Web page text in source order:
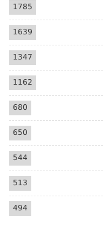
1785
1639
1347
1162
680
650
544
513
494